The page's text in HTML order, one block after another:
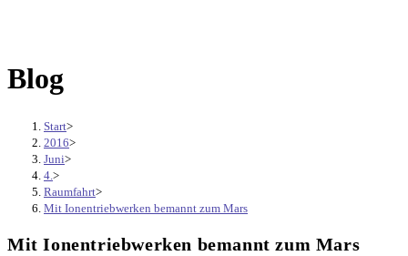
Blog
Start>
2016>
Juni>
4. >
Raumfahrt>
Mit Ionentriebwerken bemannt zum Mars
Mit Ionentriebwerken bemannt zum Mars